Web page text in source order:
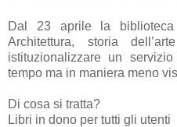
Dal 23 aprile la
Architettura, storia
istituzionalizzare un
tempo ma in maniera meno
Di cosa si tratta?
Libri in dono per tutti gli utenti